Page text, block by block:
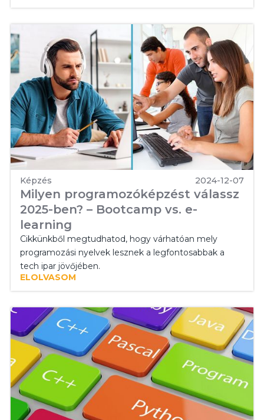
Képzés 2024-12-07
Milyen programozóképzést válassz
2025-ben? – Bootcamp vs. e-
learning
Cikkünkből megtudhatod, hogy várhatóan mely
programozási nyelvek lesznek a legfontosabbak a
tech ipar jövőjében.
ELOLVASOM